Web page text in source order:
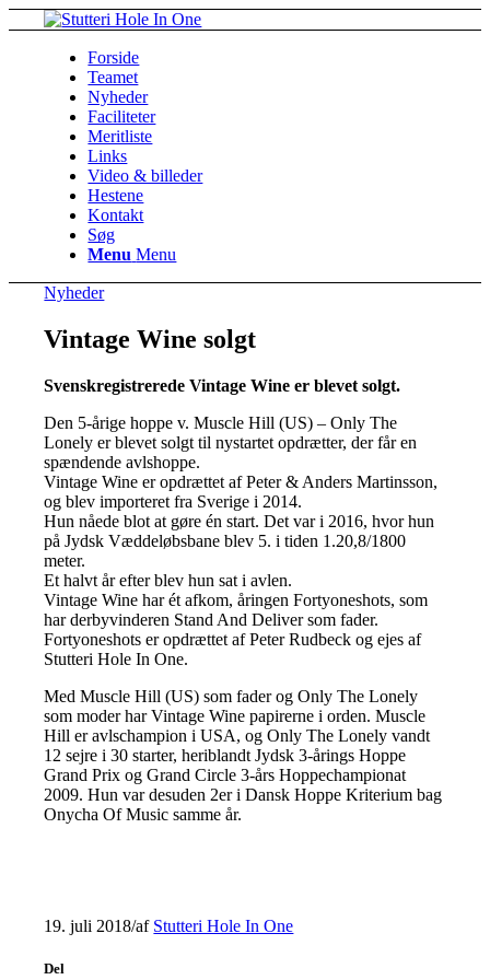
Forside
Teamet
Nyheder
Faciliteter
Meritliste
Links
Video & billeder
Hestene
Kontakt
Søg
Menu Menu
Nyheder
Vintage Wine solgt
Svenskregistrerede Vintage Wine er blevet solgt.
Den 5-årige hoppe v. Muscle Hill (US) – Only The
Lonely er blevet solgt til nystartet opdrætter, der får en
spændende avlshoppe.
Vintage Wine er opdrættet af Peter & Anders Martinsson,
og blev importeret fra Sverige i 2014.
Hun nåede blot at gøre én start. Det var i 2016, hvor hun
på Jydsk Væddeløbsbane blev 5. i tiden 1.20,8/1800
meter.
Et halvt år efter blev hun sat i avlen.
Vintage Wine har ét afkom, åringen Fortyoneshots, som
har derbyvinderen Stand And Deliver som fader.
Fortyoneshots er opdrættet af Peter Rudbeck og ejes af
Stutteri Hole In One.
Med Muscle Hill (US) som fader og Only The Lonely
som moder har Vintage Wine papirerne i orden. Muscle
Hill er avlschampion i USA, og Only The Lonely vandt
12 sejre i 30 starter, heriblandt Jydsk 3-årings Hoppe
Grand Prix og Grand Circle 3-års Hoppechampionat
2009. Hun var desuden 2er i Dansk Hoppe Kriterium bag
Onycha Of Music samme år.
19. juli 2018/af Stutteri Hole In One
Del